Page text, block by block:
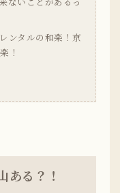
ンタルの和楽！京
！
ある？！